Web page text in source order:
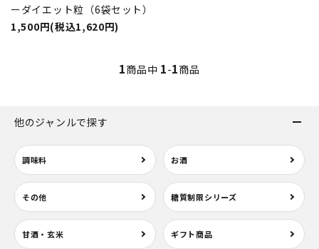
ーダイエット粒（6袋セット）
1,500円(税込1,620円)
1商品中 1-1商品
他のジャンルで探す
調味料 お酒
その他 糖質制限シリーズ
甘酒・玄米 ギフト商品